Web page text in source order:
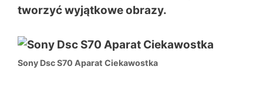
tworzyć wyjątkowe obrazy.
Sony Dsc S70 Aparat Ciekawostka